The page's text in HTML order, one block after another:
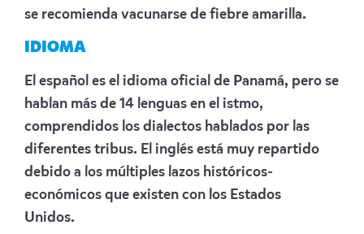
se recomienda vacunarse de fiebre amarilla.
IDIOMA
El español es el idioma oficial de Panamá, pero se
hablan más de 14 lenguas en el istmo,
comprendidos los dialectos hablados por las
diferentes tribus. El inglés está muy repartido
debido a los múltiples lazos históricos-
económicos que existen con los Estados
Unidos.